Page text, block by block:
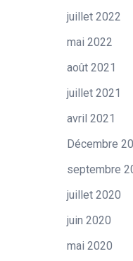
juillet 2022
mai 2022
août 2021
juillet 2021
avril 2021
Décembre
septembre
juillet 2020
juin 2020
mai 2020